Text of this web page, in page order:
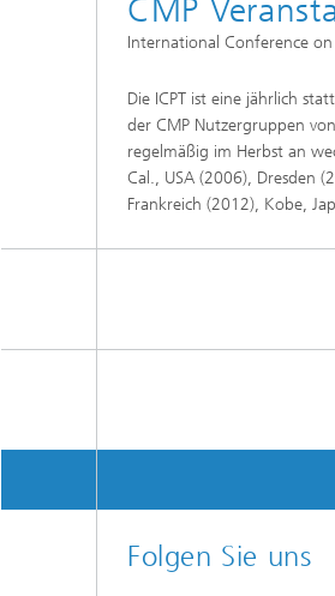
CMP
International Conference on
Die ICPT ist eine jährlich
der CMP Nutzergruppen
regelmäßig im Herbst an
Cal., USA (2006), Dresden
Frankreich (2012), Kobe,
Folgen Sie uns